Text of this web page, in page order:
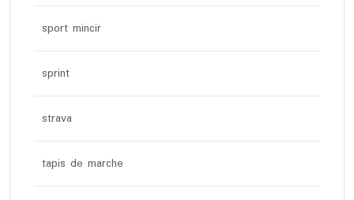
sport mincir
sprint
strava
tapis de marche